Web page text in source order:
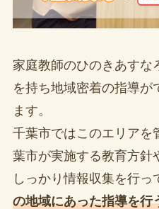
家庭教師のひのきあすな
を持ち地域密着の指導が
ます。
千葉市ではこのエリアを
葉市が実施する教育方針
しっかり情報収集を行っ
の地域にあった指導を行